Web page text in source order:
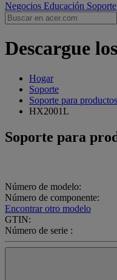
Negocios Educación Soporte
Descargue
Hogar
Soporte
Soporte para productos
HX2001L
Soporte para
Número de modelo:
Número de componente:
Encontrar otro modelo
GTIN:
Número de serie :